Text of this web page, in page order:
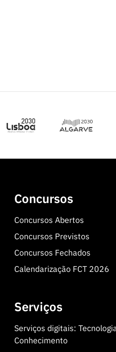
Concursos
Concursos Abertos
Concursos Previstos
Concursos Fechados
Calendarização FCT 2026
Serviços
Serviços digitais:
Conhecimento